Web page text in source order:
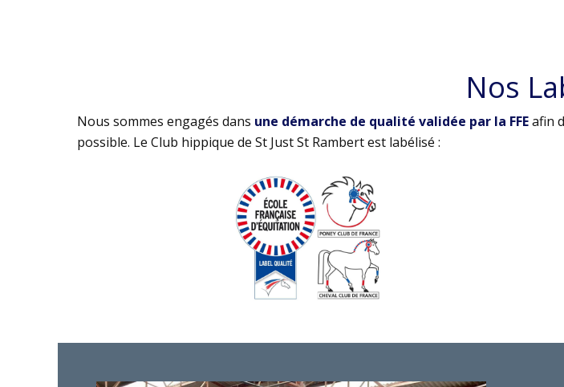
Nos
Nous sommes engagés dans une démarche de qualité validée par la FFEafin
possible. Le Club hippique de St Just St Rambert est labélisé :